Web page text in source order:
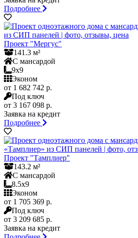
Подробнее
Проект "Мергус"
141.3 м²
С мансардой
9x9
Эконом
от 1 682 742 р.
Под ключ
от 3 167 098 р.
Заявка на кредит
Подробнее
Проект "Тамплиер"
143.2 м²
С мансардой
8.5x9
Эконом
от 1 705 369 р.
Под ключ
от 3 209 685 р.
Заявка на кредит